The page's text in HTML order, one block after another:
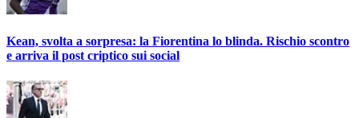
Kean, svolta a sorpresa: la Fiorentina lo blinda. Rischio scontro
e arriva il post criptico sui social